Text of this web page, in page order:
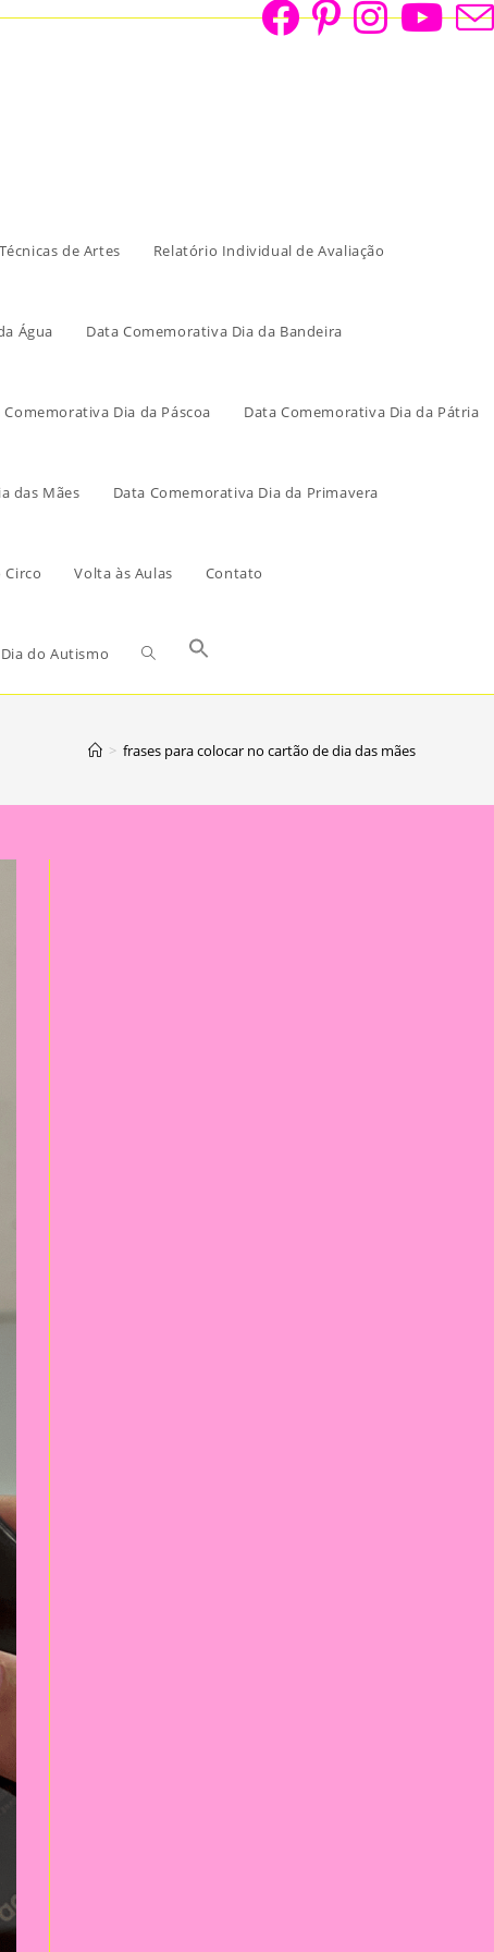
Técnicas de Artes Relatório Individual de Avaliação
Água Data Comemorativa Dia da Bandeira
Comemorativa Dia da Páscoa Data Comemorativa Dia da Pátria
das Mães Data Comemorativa Dia da Primavera
Circo Volta às Aulas Contato
do Autismo
> frases para colocar no cartão de dia das mães